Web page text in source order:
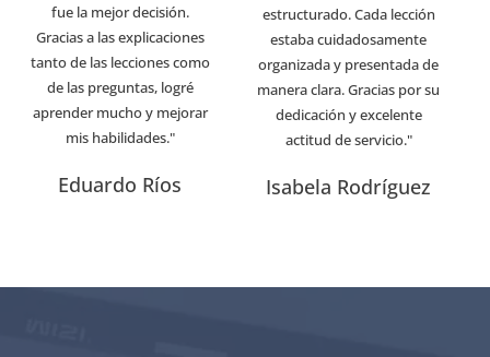
fue la mejor decisión.
Gracias a las explicaciones
tanto de las lecciones como
de las preguntas, logré
aprender mucho y mejorar
mis habilidades."
Eduardo Ríos
estructurado. Cada lección
estaba cuidadosamente
organizada y presentada de
manera clara. Gracias por su
dedicación y excelente
actitud de servicio."
Isabela Rodríguez